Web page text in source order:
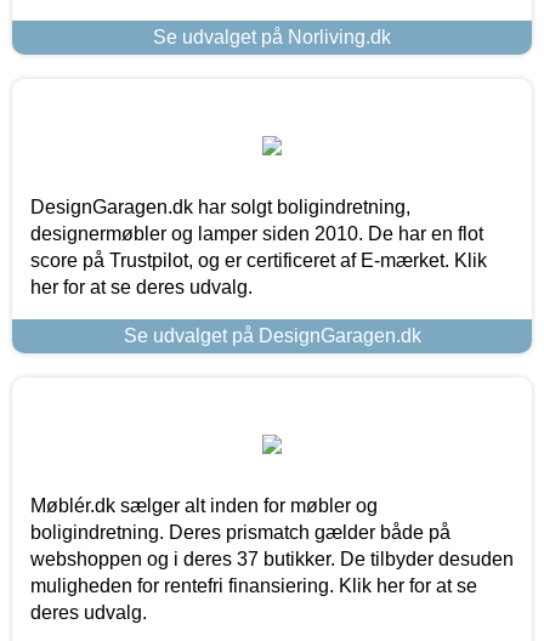
Se udvalget på Norliving.dk
DesignGaragen.dk har solgt boligindretning,
designermøbler og lamper siden 2010. De har en flot
score på Trustpilot, og er certificeret af E-mærket. Klik
her for at se deres udvalg.
Se udvalget på DesignGaragen.dk
Møblér.dk sælger alt inden for møbler og
boligindretning. Deres prismatch gælder både på
webshoppen og i deres 37 butikker. De tilbyder desuden
muligheden for rentefri finansiering. Klik her for at se
deres udvalg.